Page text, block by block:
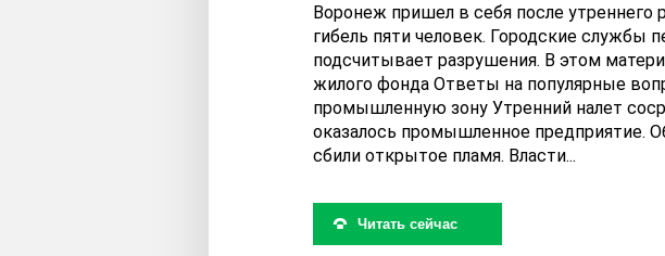
Воронеж пришел в себя после утреннего
гибель пяти человек. Городские службы
подсчитывает разрушения. В этом
жилого фонда Ответы на популярные
промышленную зону Утренний налет
оказалось промышленное предприятие.
сбили открытое пламя. Власти...
Читать сейчас